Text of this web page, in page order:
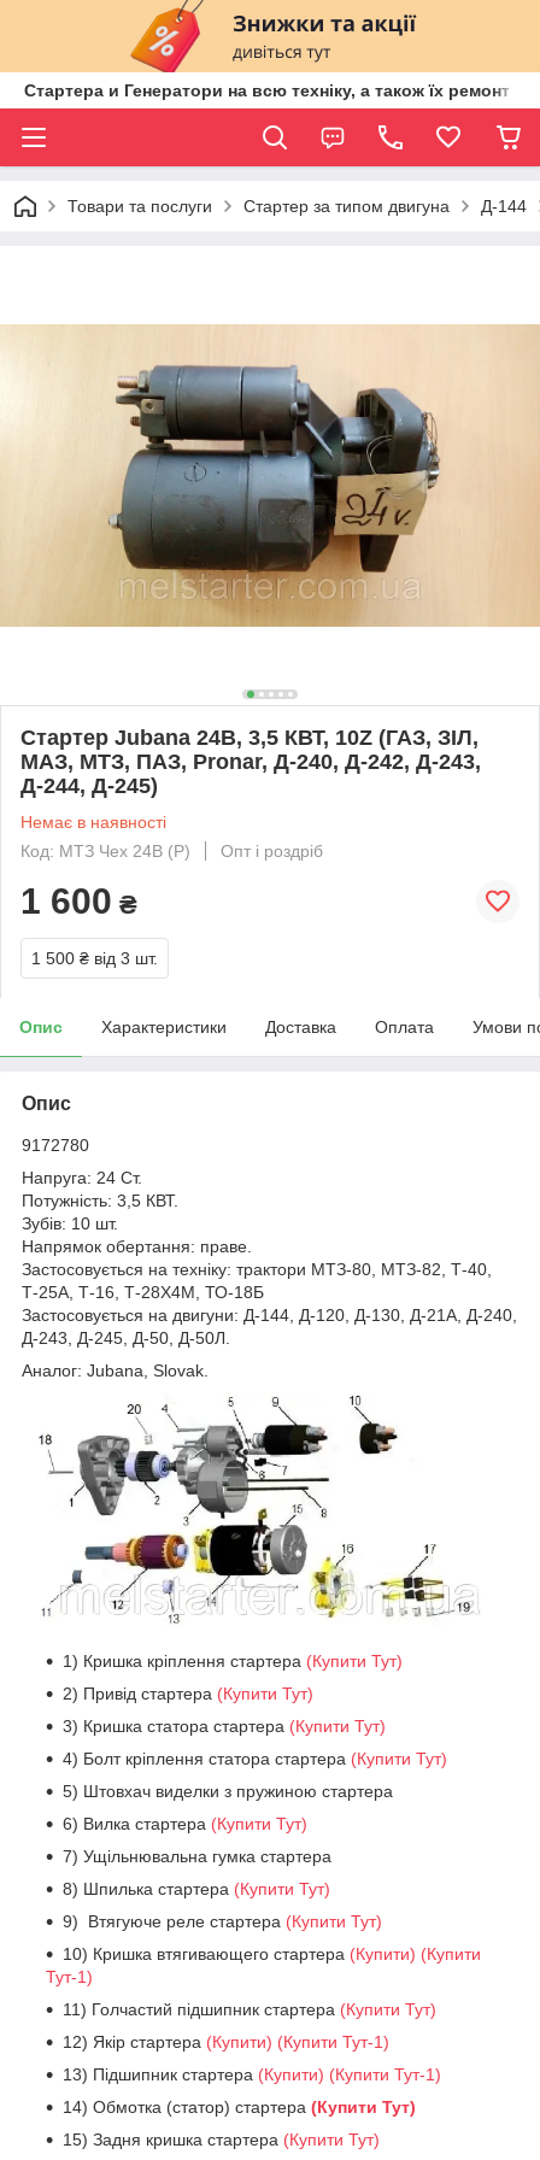
Стартера и Генератори на всю техніку, а також їх ремонт
Товари та послуги Стартер за типом двигуна Д-144
Стартер Jubana 24В, 3,5 КВТ, 10Z (ГАЗ, ЗІЛ,
МАЗ, МТЗ, ПАЗ, Pronar, Д-240, Д-242, Д-243,
Д-244, Д-245)
Немає в наявності
Код: МТЗ Чех 24В (Р)
Опт і роздріб
1 600 ₴
1 500 ₴ від 3 шт.
Опис Характеристики Доставка Оплата Умови
Опис
9172780
Напруга: 24 Ст.
Потужність: 3,5 КВТ.
Зубів: 10 шт.
Напрямок обертання: праве.
Застосовується на техніку: трактори МТЗ-80, МТЗ-82, Т-40,
Т-25А, Т-16, Т-28Х4М, ТО-18Б
Застосовується на двигуни: Д-144, Д-120, Д-130, Д-21А, Д-240,
Д-243, Д-245, Д-50, Д-50Л.
Аналог: Jubana, Slovak.
1) Кришка кріплення стартера (Купити Тут)
2) Привід стартера (Купити Тут)
3) Кришка статора стартера (Купити Тут)
4) Болт кріплення статора стартера (Купити Тут)
5) Штовхач виделки з пружиною стартера
6) Вилка стартера (Купити Тут)
7) Ущільнювальна гумка стартера
8) Шпилька стартера (Купити Тут)
9) Втягуюче реле стартера (Купити Тут)
10) Кришка втягивающего стартера (Купити) (Купити
Тут-1)
11) Голчастий підшипник стартера (Купити Тут)
12) Якір стартера (Купити) (Купити Тут-1)
13) Підшипник стартера (Купити) (Купити Тут-1)
14) Обмотка (статор) стартера (Купити Тут)
15) Задня кришка стартера (Купити Тут)